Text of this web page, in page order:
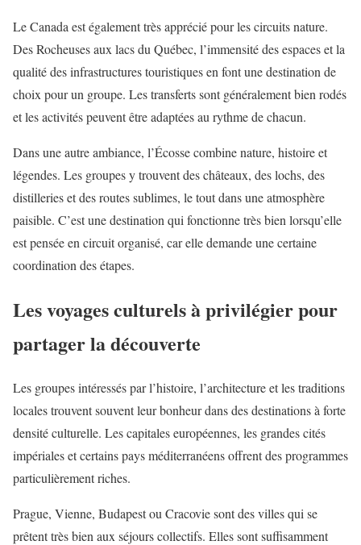
Le Canada est également très apprécié pour les circuits nature.
Des Rocheuses aux lacs du Québec, l’immensité des espaces et la
qualité des infrastructures touristiques en font une destination de
choix pour un groupe. Les transferts sont généralement bien rodés
et les activités peuvent être adaptées au rythme de chacun.
Dans une autre ambiance, l’Écosse combine nature, histoire et
légendes. Les groupes y trouvent des châteaux, des lochs, des
distilleries et des routes sublimes, le tout dans une atmosphère
paisible. C’est une destination qui fonctionne très bien lorsqu’elle
est pensée en circuit organisé, car elle demande une certaine
coordination des étapes.
Les voyages culturels à privilégier pour
partager la découverte
Les groupes intéressés par l’histoire, l’architecture et les traditions
locales trouvent souvent leur bonheur dans des destinations à forte
densité culturelle. Les capitales européennes, les grandes cités
impériales et certains pays méditerranéens offrent des programmes
particulièrement riches.
Prague, Vienne, Budapest ou Cracovie sont des villes qui se
prêtent très bien aux séjours collectifs. Elles sont suffisamment